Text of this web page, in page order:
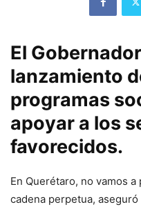
El
lanzamiento
programas
apoyar a los
favorecidos.
En Querétaro, no vamos
cadena perpetua,